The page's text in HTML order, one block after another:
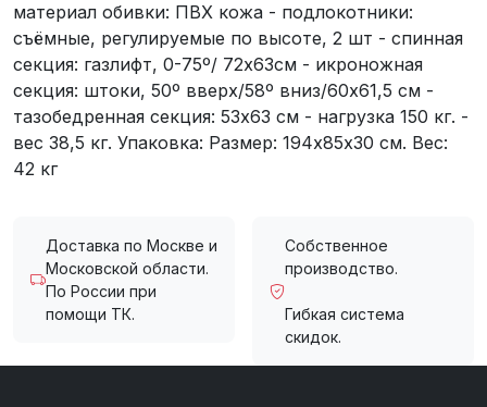
материал обивки: ПВХ кожа - подлокотники:
съёмные, регулируемые по высоте, 2 шт - спинная
секция: газлифт, 0-75º/ 72х63см - икроножная
секция: штоки, 50º вверх/58º вниз/60х61,5 см -
тазобедренная секция: 53х63 см - нагрузка 150 кг. -
вес 38,5 кг. Упаковка: Размер: 194х85х30 см. Вес:
42 кг
Доставка по Москве и
Московской области.
По России при
помощи ТК.
Собственное
производство.
Гибкая система
скидок.